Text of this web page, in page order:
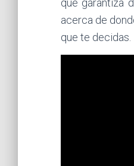
que garantiza
acerca de
que te decidas.